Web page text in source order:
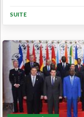
SUITE